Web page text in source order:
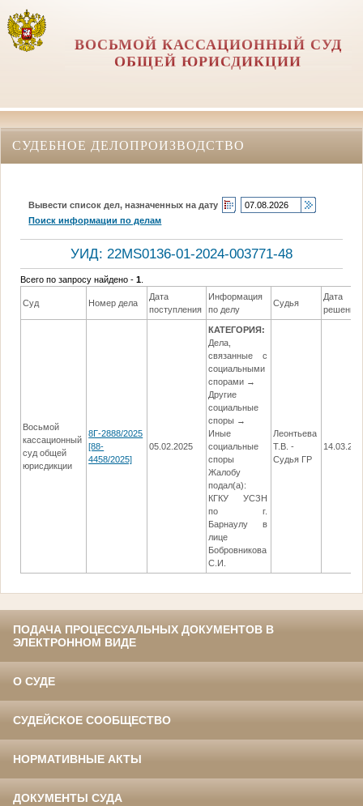
ВОСЬМОЙ КАССАЦИОННЫЙ СУД
ОБЩЕЙ ЮРИСДИКЦИИ
СУДЕБНОЕ ДЕЛОПРОИЗВОДСТВО
Вывести список дел, назначенных на дату
Поиск информации по делам
УИД: 22MS0136-01-2024-003771-48
Всего по запросу найдено -1
Суд Номер дела
Дата
поступления
Информация
по делу
Судья
Дата
решения
Восьмой
кассационный
суд общей
юрисдикции
8Г-2888/2025
[88-
4458/2025]
05.02.2025
КАТЕГОРИЯ:
Дела,
связанные с
социальными
спорами →
Другие
социальные
споры →
Иные
социальные
споры
Жалобу
подал(а):
КГКУ УСЗН
по г.
Барнаулу в
лице
Бобровникова
С.И.
Леонтьева
Т.В. -
Судья ГР
ПОДАЧА ПРОЦЕССУАЛЬНЫХ ДОКУМЕНТОВ В
ЭЛЕКТРОННОМ ВИДЕ
О СУДЕ
СУДЕЙСКОЕ СООБЩЕСТВО
НОРМАТИВНЫЕ АКТЫ
ДОКУМЕНТЫ СУДА